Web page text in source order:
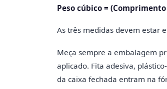
Peso cúbico =
As três medidas devem estar
Meça sempre a embalagem
aplicado. Fita adesiva,
da caixa fechada entram na